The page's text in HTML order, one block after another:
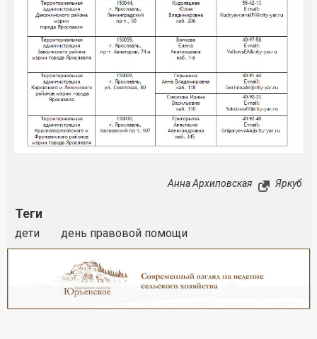
Анна Архиповская Яркуб
Теги
дети день правовой помощи